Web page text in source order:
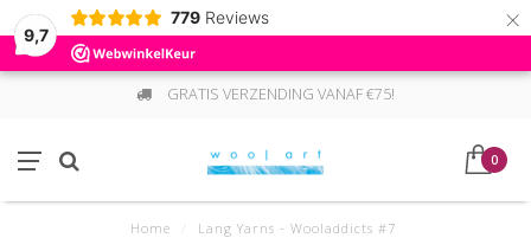
9,7
779 Reviews ×
GRATIS VERZENDING VANAF €75!
0
Home Lang Yarns - Wooladdicts #7